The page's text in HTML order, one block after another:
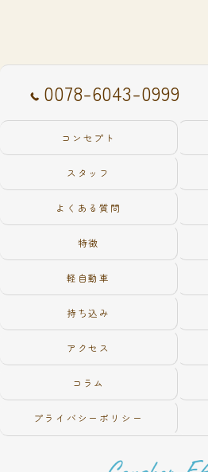
0078-6043-0999
コンセプト
スタッフ
よくある質問
特徴
軽自動車
持ち込み
アクセス
コラム
プライバシーポリシー